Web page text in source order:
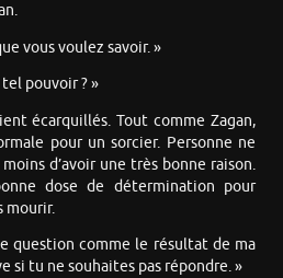
vous voulez savoir. »
pouvoir ? »
écarquillés. Tout comme Zagan,
pour un sorcier. Personne ne
d’avoir une très bonne raison.
dose de détermination pour
mourir.
question comme le résultat de ma
si tu ne souhaites pas répondre. »